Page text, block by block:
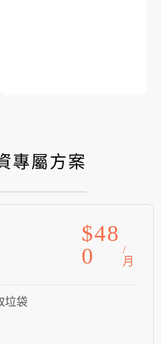
專屬⽅案
$48
0
/
月
垃袋